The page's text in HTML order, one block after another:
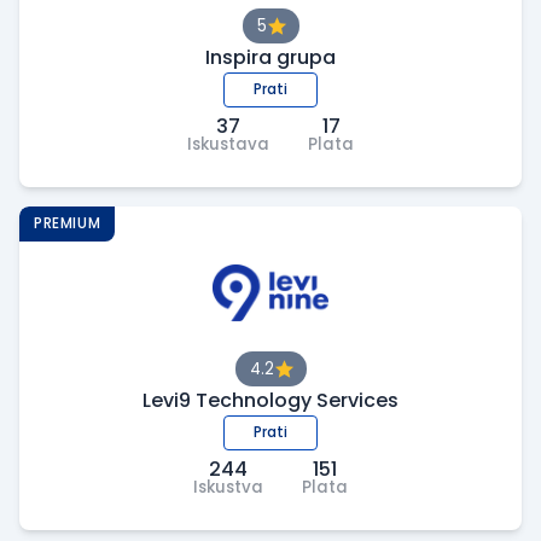
5
Inspira grupa
Prati
37
Iskustava
17
Plata
4.2
Levi9 Technology Services
Prati
244
Iskustva
151
Plata
PREMIUM